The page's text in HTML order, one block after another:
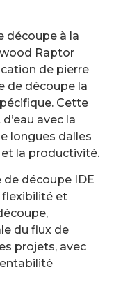
découpe à la
Raptor
de pierre
de découpe la
Cette
avec la
longues dalles
la productivité.
de découpe IDE
flexibilité et
du flux de
projets, avec